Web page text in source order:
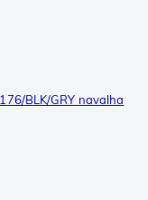
BLK/GRY navalha